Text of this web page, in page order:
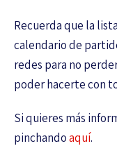
Recuerda que la
calendario de
redes para no
poder hacerte con
Si quieres más
pinchandoaquí.